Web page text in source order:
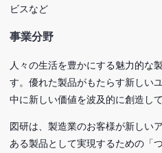
ビスなど
事業分野
人々の生活を豊かにする魅力的な
す。優れた製品がもたらす新しい
中に新しい価値を波及的に創造して
図研は、製造業のお客様が新しい
ある製品として実現するための「